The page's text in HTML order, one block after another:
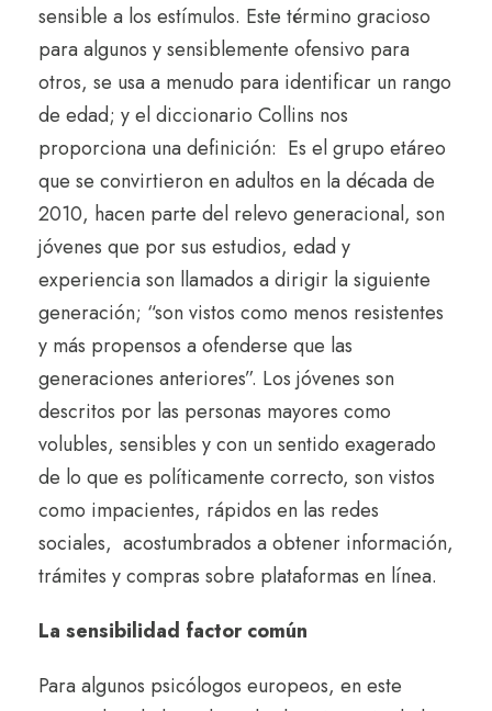
sensible a los estímulos. Este término gracioso
para algunos y sensiblemente ofensivo para
otros, se usa a menudo para identificar un rango
de edad; y el diccionario Collins nos
proporciona una definición: Es el grupo etáreo
que se convirtieron en adultos en la década de
2010, hacen parte del relevo generacional, son
jóvenes que por sus estudios, edad y
experiencia son llamados a dirigir la siguiente
generación; “son vistos como menos resistentes
y más propensos a ofenderse que las
generaciones anteriores”. Los jóvenes son
descritos por las personas mayores como
volubles, sensibles y con un sentido exagerado
de lo que es políticamente correcto, son vistos
como impacientes, rápidos en las redes
sociales, acostumbrados a obtener información,
trámites y compras sobre plataformas en línea.
La sensibilidad factor común
Para algunos psicólogos europeos, en este